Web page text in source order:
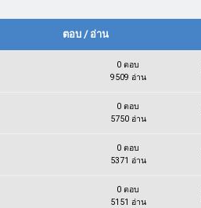
ตอบ/ อ่าน
0 ตอบ
9509 อ่าน
0 ตอบ
5750 อ่าน
0 ตอบ
5371 อ่าน
0 ตอบ
5151 อ่าน